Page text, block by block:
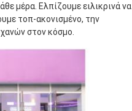
μέρα. Ελπίζουμε ειλικρινά να
τοπ-ακονισμένο, την
στον κόσμο.